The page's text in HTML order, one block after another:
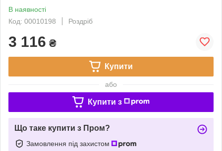
В наявності
Код: 00010198
Роздріб
3 116 ₴
Купити
або
Купити з
Що таке купити з Пром?
Замовлення під захистом